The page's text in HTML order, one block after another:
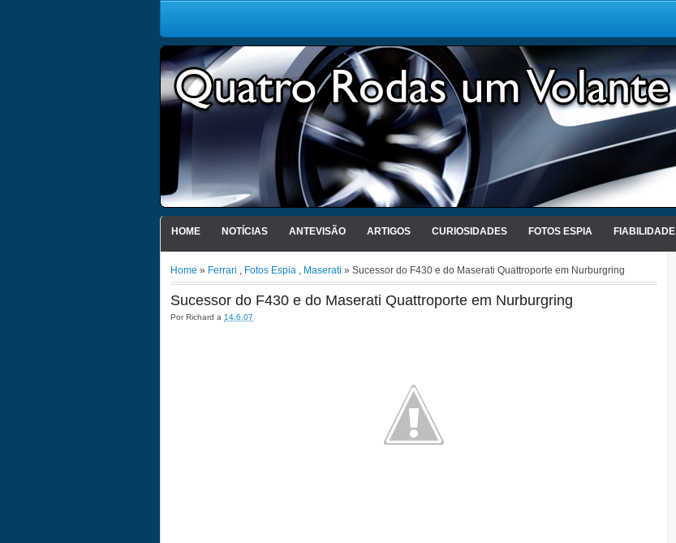
HOME NOTÍCIAS ANTEVISÃO ARTIGOS CURIOSIDADES FOTOS ESPIA FIABILIDADE
Home » Ferrari , Fotos Espia , Maserati » Sucessor do F430 e do Maserati Quattroporte em Nurburgring
Sucessor do F430 e do Maserati Quattroporte em Nurburgring
PorRichard a 14.6.07